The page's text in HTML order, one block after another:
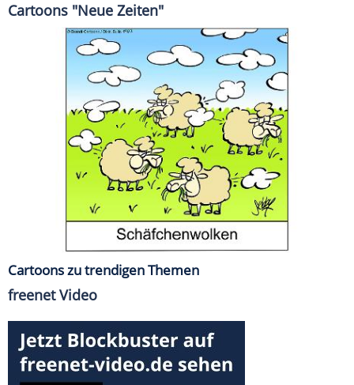
Cartoons "Neue Zeiten"
Cartoons zu trendigen Themen
freenet Video